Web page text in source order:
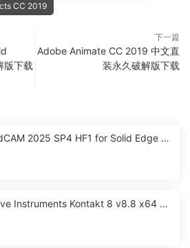
CC 2019
下载
下一篇
Adobe Animate CC 2019 中文直
装永久破解版下载
2025 SP4 HF1 for Solid Edge 激
Instruments Kontakt 8 v8.8 x64 永